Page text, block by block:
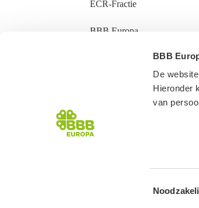
BBB
De
Hieronder
van
ECR-Fractie
BBB Europa